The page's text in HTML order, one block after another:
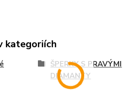
kategoriích
ŠPERKY S PRAVÝMI
DIAMANTY